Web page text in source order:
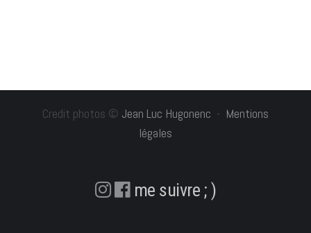
Credit photos © Jean Luc Hugonenc - Mentions
légales
me suivre ; )